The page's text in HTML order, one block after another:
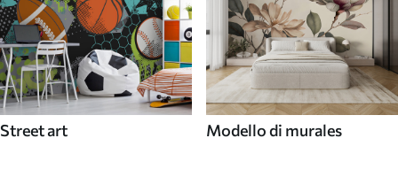
Street art Modello di murales